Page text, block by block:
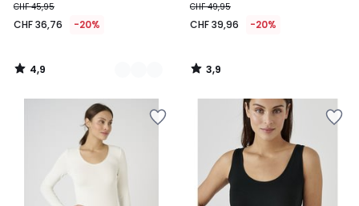
CHF 45,95
CHF 36,76 -20%
4,9
/
CHF 49,95
CHF 39,96 -20%
3,9
/